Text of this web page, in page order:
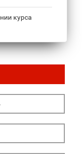
курса